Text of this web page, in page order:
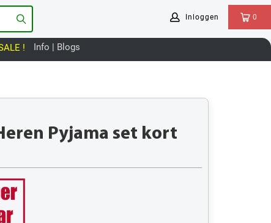
0
Inloggen
! Info | Blogs
Pyjama set kort